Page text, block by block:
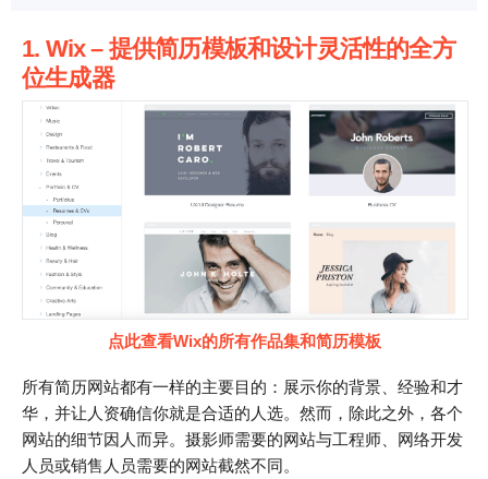
1. Wix – 提供简历模板和设计灵活性的全方
位生成器
点此查看Wix的所有作品集和简历模板
所有简历网站都有一样的主要目的：展示你的背景、经验和才
华，并让人资确信你就是合适的人选。然而，除此之外，各个
网站的细节因人而异。摄影师需要的网站与工程师、网络开发
人员或销售人员需要的网站截然不同。